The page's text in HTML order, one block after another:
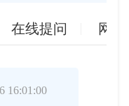
在线提问 网
16:01:00